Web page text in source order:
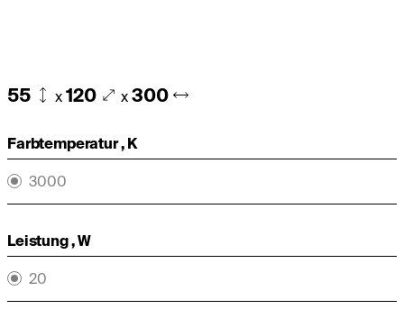
55 x120 x 300
Farbtemperatur , K
3000
Leistung , W
20